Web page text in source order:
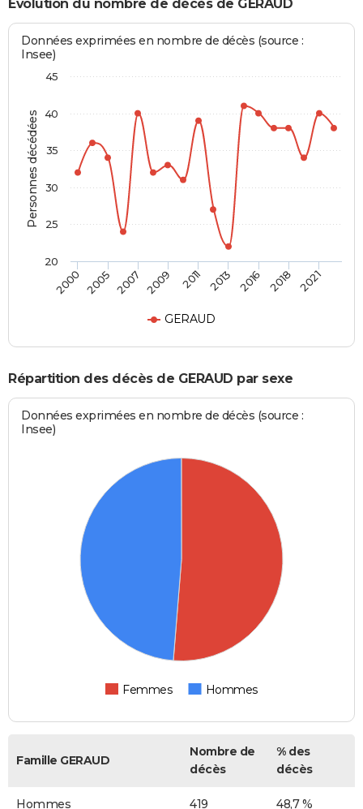
Evolution du nombre de décès de GERAUD
Personnes décédées
Données exprimées en nombre de décès (source :
Insee)
GERAUD
2000 2005 2007 2009 2011 2013 2016 2018 2021
20
25
30
35
40
45
Répartition des décès de GERAUD par sexe
Données exprimées en nombre de décès (source :
Insee)
Femmes Hommes
Famille GERAUD
Nombre de
décès
% des
décès
Hommes 419 48,7 %